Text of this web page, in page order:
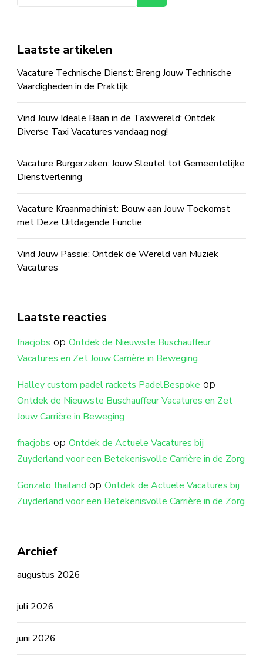
Laatste artikelen
Vacature Technische Dienst: Breng Jouw Technische
Vaardigheden in de Praktijk
Vind Jouw Ideale Baan in de Taxiwereld: Ontdek
Diverse Taxi Vacatures vandaag nog!
Vacature Burgerzaken: Jouw Sleutel tot Gemeentelijke
Dienstverlening
Vacature Kraanmachinist: Bouw aan Jouw Toekomst
met Deze Uitdagende Functie
Vind Jouw Passie: Ontdek de Wereld van Muziek
Vacatures
Laatste reacties
fnacjobs op Ontdek de Nieuwste Buschauffeur
Vacatures en Zet Jouw Carrière in Beweging
Halley custom padel rackets PadelBespoke op
Ontdek de Nieuwste Buschauffeur Vacatures en Zet
Jouw Carrière in Beweging
fnacjobs op Ontdek de Actuele Vacatures bij
Zuyderland voor een Betekenisvolle Carrière in de Zorg
Gonzalo thailand op Ontdek de Actuele Vacatures bij
Zuyderland voor een Betekenisvolle Carrière in de Zorg
Archief
augustus 2026
juli 2026
juni 2026